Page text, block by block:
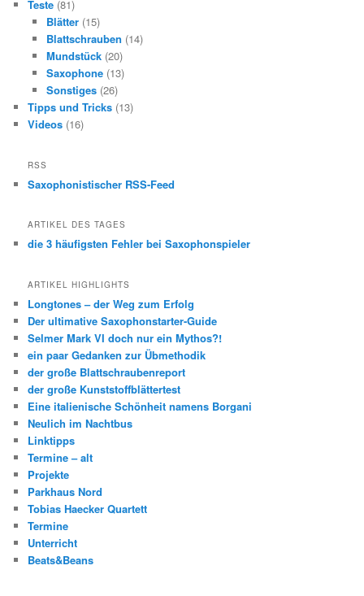
Teste (81)
Blätter(15)
Blattschrauben (14)
Mundstück(20)
Saxophone(13)
Sonstiges(26)
Tipps und Tricks (13)
Videos (16)
RSS
Saxophonistischer RSS-Feed
ARTIKEL DES TAGES
die 3 häufigsten Fehler bei Saxophonspieler
ARTIKEL HIGHLIGHTS
Longtones – der Weg zum Erfolg
Der ultimative Saxophonstarter-Guide
Selmer Mark VI doch nur ein Mythos?!
ein paar Gedanken zur Übmethodik
der große Blattschraubenreport
der große Kunststoffblättertest
Eine italienische Schönheit namens Borgani
Neulich im Nachtbus
Linktipps
Termine – alt
Projekte
Parkhaus Nord
Tobias Haecker Quartett
Termine
Unterricht
Beats&Beans